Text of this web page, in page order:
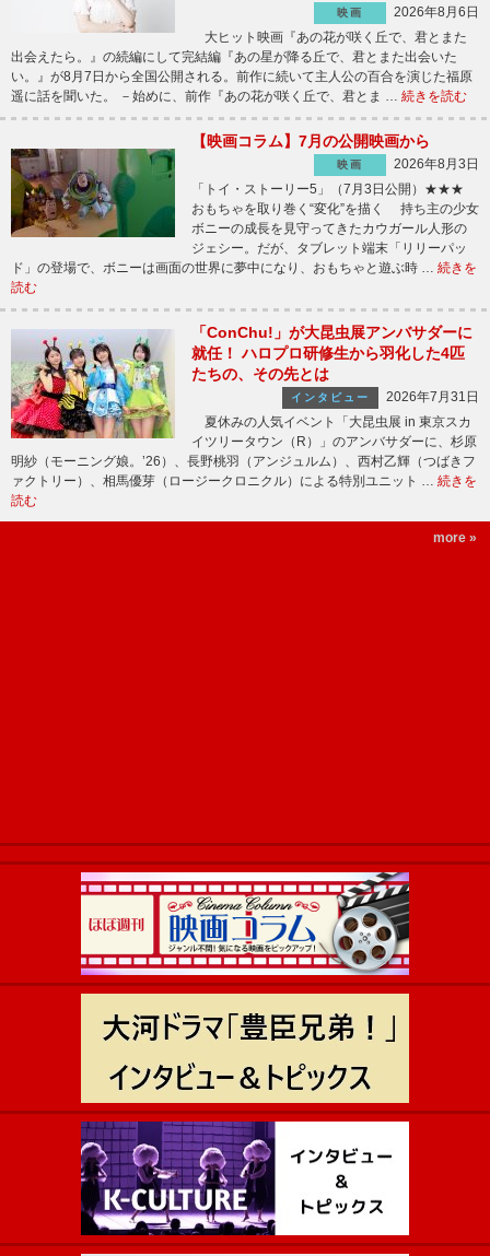
映画
2026年8月6日
大ヒット映画『あの花が咲く丘で、君とまた
出会えたら。』の続編にして完結編『あの星が降る丘で、君とまた出会いた
い。』が8月7日から全国公開される。前作に続いて主人公の百合を演じた福原
遥に話を聞いた。 －始めに、前作『あの花が咲く丘で、君とま … 続きを読む
【映画コラム】7月の公開映画から
映画
2026年8月3日
「トイ・ストーリー5」（7月3日公開）★★★
おもちゃを取り巻く“変化”を描く 持ち主の少女
ボニーの成長を見守ってきたカウガール人形の
ジェシー。だが、タブレット端末「リリーパッ
ド」の登場で、ボニーは画面の世界に夢中になり、おもちゃと遊ぶ時 … 続きを
読む
「ConChu!」が大昆虫展アンバサダーに
就任！ ハロプロ研修生から羽化した4匹
たちの、その先とは
インタビュー
2026年7月31日
夏休みの人気イベント「大昆虫展 in 東京スカ
イツリータウン（R）」のアンバサダーに、杉原
明紗（モーニング娘。’26）、長野桃羽（アンジュルム）、西村乙輝（つばきフ
ァクトリー）、相馬優芽（ロージークロニクル）による特別ユニット … 続きを
読む
more »